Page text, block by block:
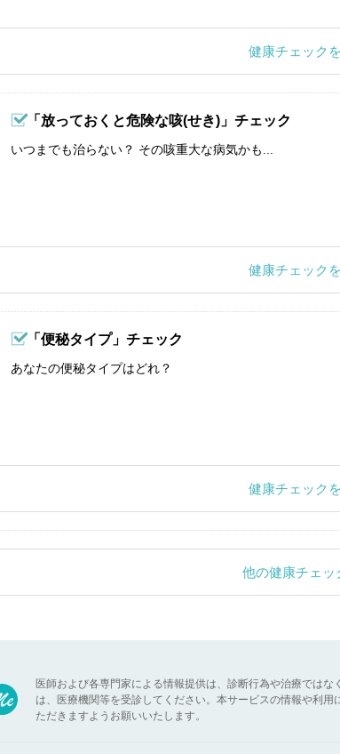
健康チェック
「放っておくと危険な咳(せき)」チェック
いつまでも治らない？ その咳重大な病気かも...
健康チェック
「便秘タイプ」チェック
あなたの便秘タイプはどれ？
健康チェック
他の健康チェッ
医師および各専門家による情報提供は、診断行為や治療では
は、医療機関等を受診してください。本サービスの情報や利
ただきますようお願いいたします。